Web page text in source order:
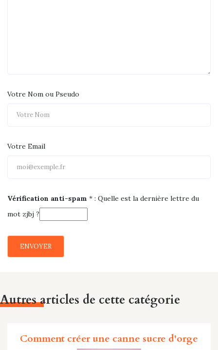
Votre Nom ou Pseudo
Votre Email
Vérification anti-spam * : Quelle est la dernière lettre du
mot zjbj ?
ENVOYER
Autres articles de cette catégorie
Comment créer une canne sucre d'orge